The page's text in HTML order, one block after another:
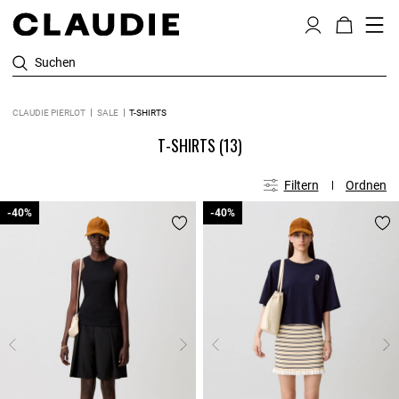
Suchen
CLAUDIE PIERLOT SALE T-SHIRTS
T-SHIRTS (13)
Filtern Ordnen
-40%
-40% -40%
-40%